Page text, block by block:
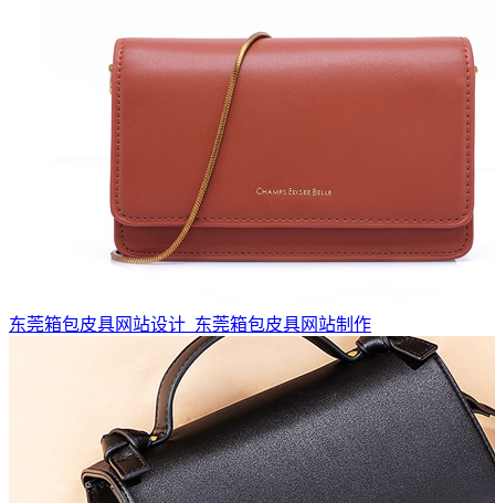
东莞箱包皮具网站设计_东莞箱包皮具网站制作